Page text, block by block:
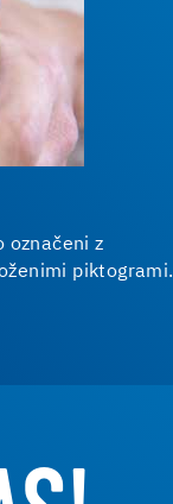
označeni z
piktogrami.